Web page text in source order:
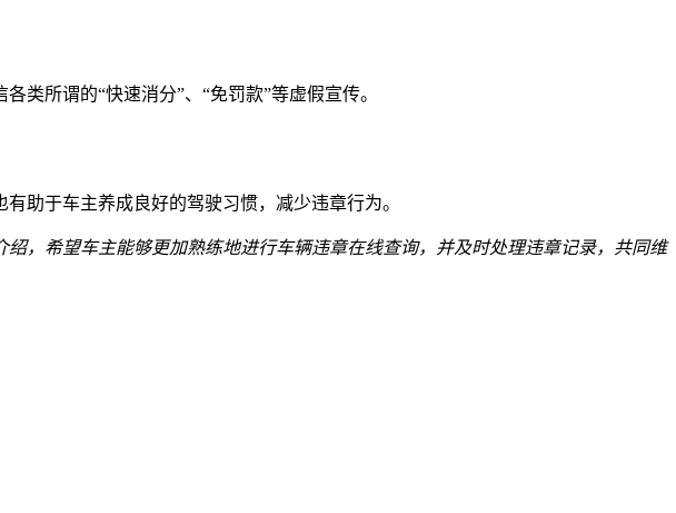
类所谓的“快速消分”、“免罚款”等虚假宣传。
助于车主养成良好的驾驶习惯，减少违章行为。
，希望车主能够更加熟练地进行车辆违章在线查询，并及时处理违章记录，共同维